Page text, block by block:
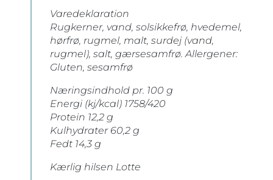
Varedeklaration
Rugkerner, vand, solsikkefrø, hvedemel,
hørfrø, rugmel, malt, surdej (vand,
rugmel), salt, gærsesamfrø. Allergener:
Gluten, sesamfrø
Næringsindhold pr. 100 g
Energi (kj/kcal) 1758/420
Protein 12,2 g
Kulhydrater 60,2 g
Fedt 14,3 g
Kærlig hilsen Lotte